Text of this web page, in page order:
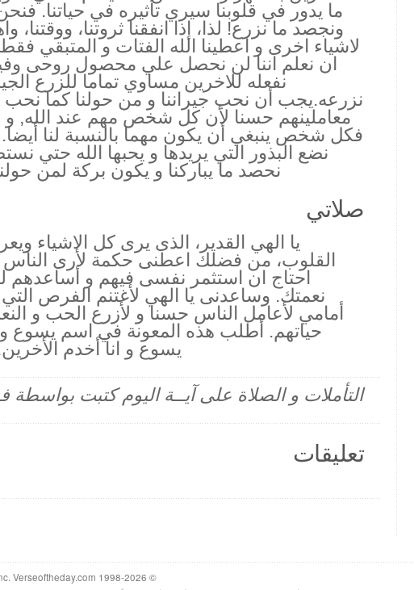
ما يدور في قلوبنا سيري تأثيره في حياتنا.
ونجصد ما نزرع! لذا، إذا انفقنا ثروتنا، ووقتنا،
لاشياء اخرى و اعطينا الله الفتات و المتبقي
ان نعلم اننا لن نحصل علي محصول روحى
نفعله للاخرين مساوي تماما للزرع
نزرعه.يجب أن نحب جيراننا و من حولنا كما نحب
معاملينهم حسنا لأن كل شخص مهم عند الله, و
فكل شخص ينبغي أن يكون مهما بالنسبة لنا
نضع البذور التي يريدها و يحبها الله حتي
نحصد ما يباركنا و يكون بركة لمن
صلاتي
يا الهي القدير، الذى يرى كل الاشياء
القلوب، من فضلك اعطنى حكمة لأرى الناس
احتاج ان استثمر نفسى فيهم و أساعدهم
نعمتك. وساعدنى يا الهي لأغتنم الفرص
أمامي لأعامل الناس حسنا و لأزرع الحب و
حياتهم. أطلب هذه المعونة في اسم يسوع
يسوع و انا أخدم
التأملات و الصلاة على آيــة اليوم كتبت بواسطة
تعليقات
© 1998-2026 Heartlight, Inc. Verseoftheday.com